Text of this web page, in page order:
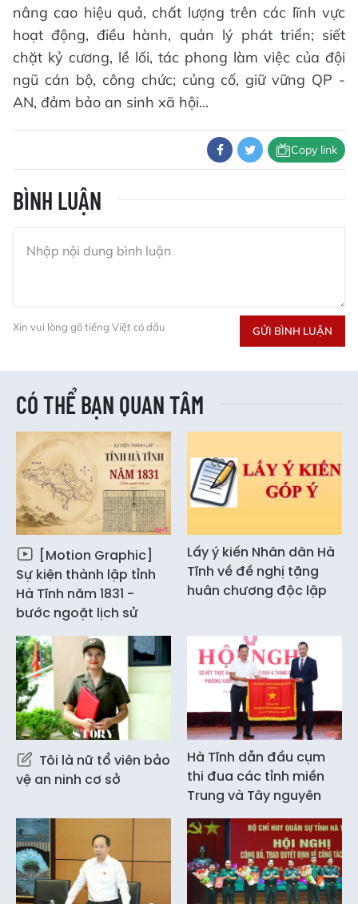
nâng cao hiệu quả, chất lượng trên các lĩnh vực
hoạt động, điều hành, quản lý phát triển; siết
chặt kỷ cương, lề lối, tác phong làm việc của đội
ngũ cán bộ, công chức; củng cố, giữ vững QP -
AN, đảm bảo an sinh xã hội...
Copy link
BÌNH LUẬN
Xin vui lòng gõ tiếng Việt có dấu GỬI BÌNH LUẬN
CÓ THỂ BẠN QUAN TÂM
[Motion Graphic]
Sự kiện thành lập tỉnh
Hà Tĩnh năm 1831 -
bước ngoặt lịch sử
Lấy ý kiến Nhân dân Hà
Tĩnh về đề nghị tặng
huân chương độc lập
Tôi là nữ tổ viên bảo
vệ an ninh cơ sở
Hà Tĩnh dẫn đầu cụm
thi đua các tỉnh miền
Trung và Tây nguyên